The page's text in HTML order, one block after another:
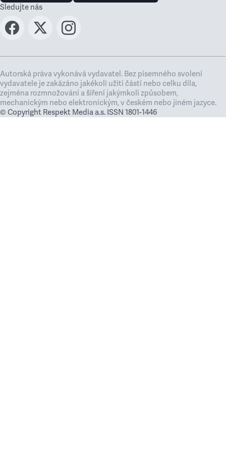
Sledujte nás
Autorská práva vykonává vydavatel. Bez písemného svolení
vydavatele je zakázáno jakékoli užití částí nebo celku díla,
zejména rozmnožování a šíření jakýmkoli způsobem,
mechanickým nebo elektronickým, v českém nebo jiném jazyce.
© Copyright Respekt Media a.s. ISSN 1801-1446